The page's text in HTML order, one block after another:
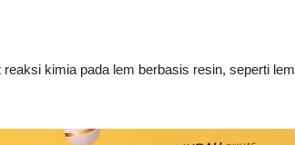
kimia pada lem berbasis resin, seperti lem